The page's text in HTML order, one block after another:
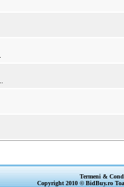
Termeni &
Copyright 2010 © BidBuy.ro